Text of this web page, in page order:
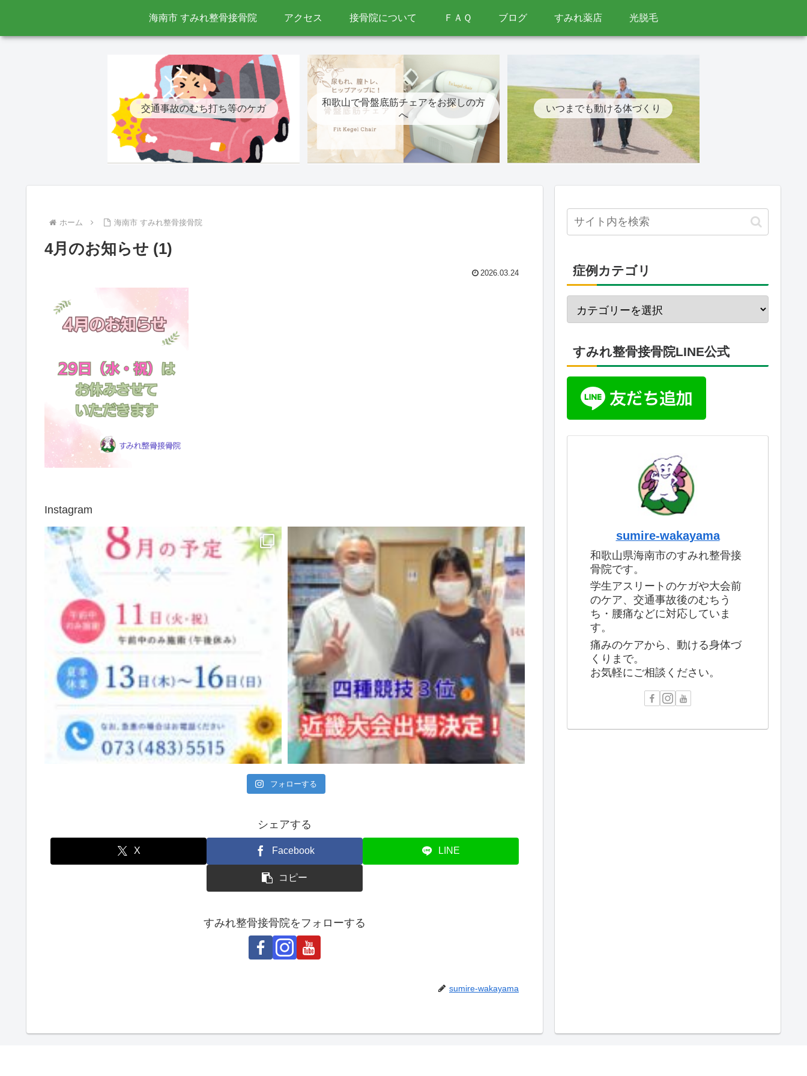
海南市 すみれ整骨接骨院 アクセス 接骨院について ＦＡＱ ブログ すみれ薬店 光脱毛
交通事故のむち打ち等のケガ
和歌山で骨盤底筋チェアをお探しの方
へ
いつまでも動ける体づくり
ホーム 海南市 すみれ整骨接骨院
4月のお知らせ (1)
2026.03.24
Instagram
フォローする
シェアする
X Facebook LINE
コピー
すみれ整骨接骨院をフォローする
sumire-wakayama
症例カテゴリ
すみれ整骨接骨院LINE公式
sumire-wakayama
和歌山県海南市のすみれ整骨接
骨院です。
学生アスリートのケガや大会前
のケア、交通事故後のむちう
ち・腰痛などに対応していま
す。
痛みのケアから、動ける身体づ
くりまで。
お気軽にご相談ください。